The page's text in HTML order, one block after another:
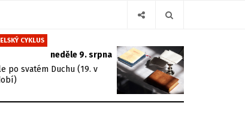
CYKLUS
neděle 9. srpna
po svatém Duchu (19. v